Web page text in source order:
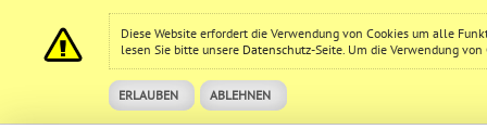
Diese Website erfordert die Verwendung von Cookies um alle
lesen Sie bitte unsere Datenschutz-Seite. Um die Verwendung
ERLAUBEN ABLEHNEN